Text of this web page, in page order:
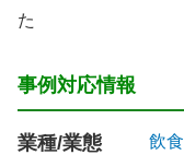
た
事例対応情報
業種/業態 飲食